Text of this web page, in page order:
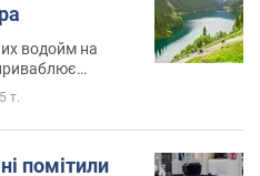
водойм на
природою
т.
помітили